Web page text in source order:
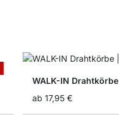
WALK-IN Drahtkörbe
ab 17,95 €